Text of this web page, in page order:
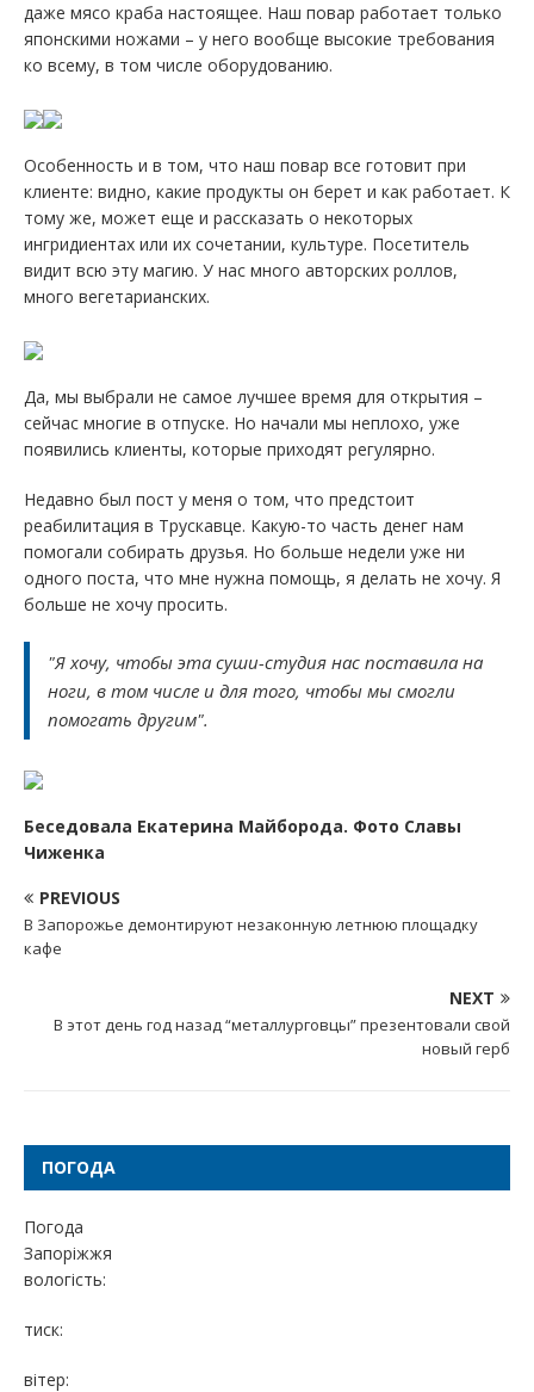
даже мясо краба настоящее. Наш повар работает только
японскими ножами – у него вообще высокие требования
ко всему, в том числе оборудованию.
Особенность и в том, что наш повар все готовит при
клиенте: видно, какие продукты он берет и как работает. К
тому же, может еще и рассказать о некоторых
ингридиентах или их сочетании, культуре. Посетитель
видит всю эту магию. У нас много авторских роллов,
много вегетарианских.
Да, мы выбрали не самое лучшее время для открытия –
сейчас многие в отпуске. Но начали мы неплохо, уже
появились клиенты, которые приходят регулярно.
Недавно был пост у меня о том, что предстоит
реабилитация в Трускавце. Какую-то часть денег нам
помогали собирать друзья. Но больше недели уже ни
одного поста, что мне нужна помощь, я делать не хочу. Я
больше не хочу просить.
"Я хочу, чтобы эта суши-студия нас поставила на
ноги, в том числе и для того, чтобы мы смогли
помогать другим".
Беседовала Екатерина Майборода. Фото Славы
Чиженка
PREVIOUS
В Запорожье демонтируют незаконную летнюю площадку
кафе
NEXT
В этот день год назад “металлурговцы” презентовали свой
новый герб
ПОГОДА
Погода
Запоріжжя
вологість:
тиск:
вітер: